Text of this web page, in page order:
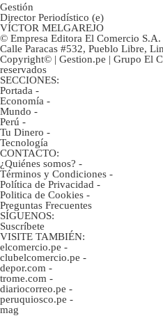
Gestión
Director Periodístico (e)
VÍCTOR MELGAREJO
© Empresa Editora El Comercio S.A.
Calle Paracas #532, Pueblo Libre,
Copyright© | Gestion.pe | Grupo El
reservados
SECCIONES:
Portada -
Economía -
Mundo -
Perú -
Tu Dinero -
Tecnología
CONTACTO:
¿Quiénes somos? -
Términos y Condiciones -
Política de Privacidad -
Politica de Cookies -
Preguntas Frecuentes
SÍGUENOS:
Suscríbete
VISITE TAMBIÉN:
elcomercio.pe -
clubelcomercio.pe -
depor.com -
trome.com -
diariocorreo.pe -
peruquiosco.pe -
mag